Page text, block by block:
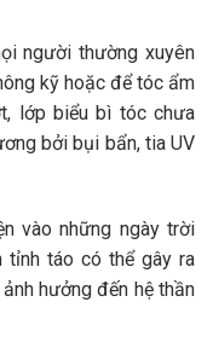
người thường xuyên
kỹ hoặc để tóc ẩm
lớp biểu bì tóc chưa
bởi bụi bẩn, tia UV
vào những ngày trời
tỉnh táo có thể gây ra
hưởng đến hệ thần